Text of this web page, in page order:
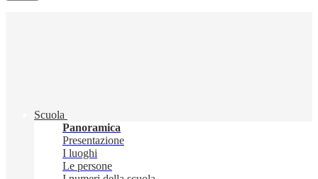
Scuola
Panoramica
Presentazione
I luoghi
Le persone